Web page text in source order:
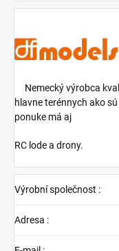
Nemecký výrobca
hlavne terénnych ako
ponuke má aj
RC lode a drony.
Výrobní společnost :
Adresa :